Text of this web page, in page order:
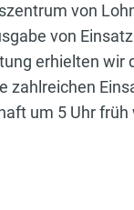
von
von
erhielten wir
zahlreichen
um 5 Uhr